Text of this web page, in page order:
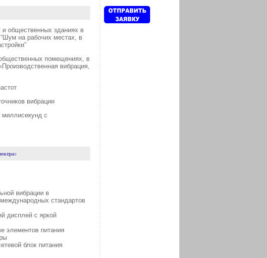
общественных зданиях в
на рабочих местах, в
помещениях, в
вибрация,
вибрации
миллисекунд с
:
вибрации в
стандартов
дисплей с яркой
элементов питания
блок питания